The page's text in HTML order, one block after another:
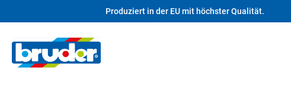
Zur Hauptnavigation springenProduziert in der EU mit höchster Qualität.